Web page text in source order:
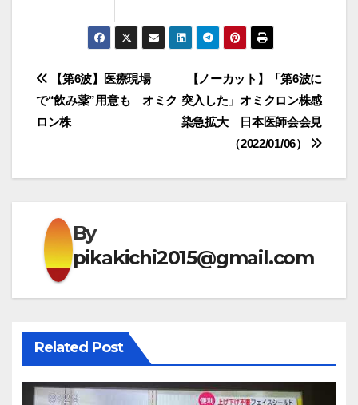
投
稿
ビ
ゲ
ー
シ
ン
【ノーカット】「第6波に
突入した」オミクロン株感
染急拡大 日本医師会会見
（2022/01/06）
【第6波】医療現場
で“飲み薬”用意も オミク
ロン株
By
pikakichi2015@gmail.com
Related Post